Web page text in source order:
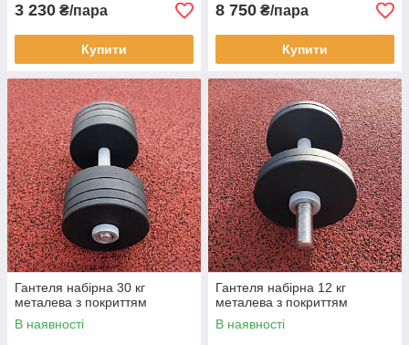
3 230 ₴/пара
Купити
8 750 ₴/пара
Купити
Гантеля набірна 30 кг
металева з покриттям
В наявності
Гантеля набірна 12 кг
металева з покриттям
В наявності